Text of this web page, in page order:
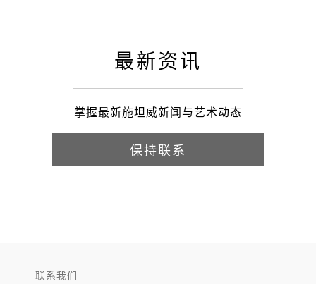
最新资讯
掌握最新施坦威新闻与艺术动态
保持联系
联系我们